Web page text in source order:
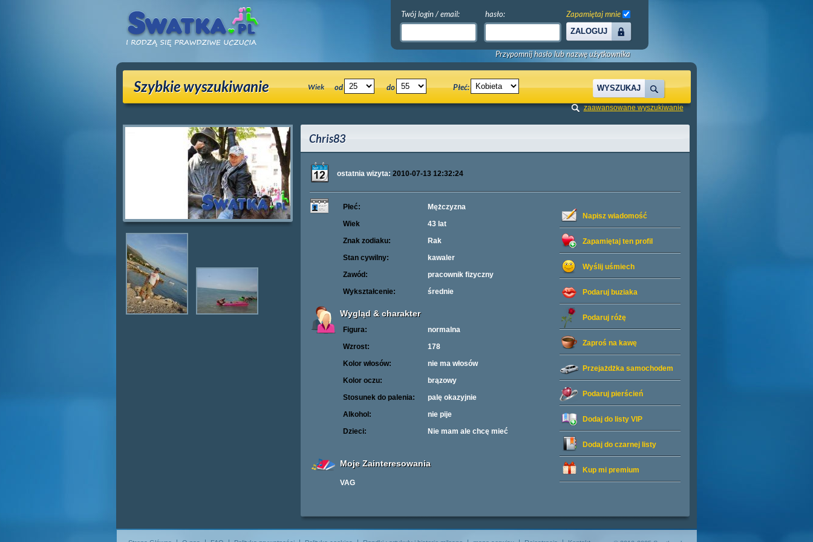
Twój login / email: hasło:
ZALOGUJ
Zapamiętaj mnie
Przypomnij hasło lub nazwę użytkownika
Szybkie wyszukiwanie Wiek od do Płeć: WYSZUKAJ
zaawansowane wyszukiwanie
Chris83
ostatnia wizyta: 2010-07-13 12:32:24
Napisz wiadomość
Zapamiętaj ten profil
Wyślij uśmiech
Podaruj buziaka
Podaruj różę
Zaproś na kawę
Przejażdżka samochodem
Podaruj pierścień
Dodaj do listy VIP
Dodaj do czarnej listy
Kup mi premium
Płeć:
Mężczyzna
Wiek
43 lat
Znak zodiaku:
Rak
Stan cywilny:
kawaler
Zawód:
pracownik fizyczny
Wykształcenie:
średnie
Wygląd & charakter
Figura:
normalna
Wzrost:
178
Kolor włosów:
nie ma włosów
Kolor oczu:
brązowy
Stosunek do palenia:
palę okazyjnie
Alkohol:
nie pije
Dzieci:
Nie mam ale chcę mieć
Moje Zainteresowania
VAG